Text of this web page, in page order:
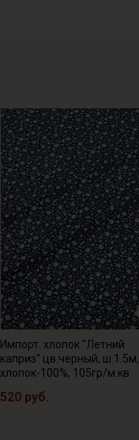
Импорт. хлопок "Летний
каприз" цв.черный, ш.1.5м,
хлопок-100%, 105гр/м.кв
520 руб.